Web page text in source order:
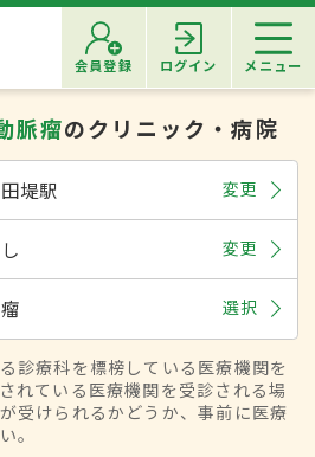
会員登録 ログイン メニュー
脈瘤のクリニック・病院
堤駅 変更
変更
選択
診療科を標榜している医療機関を
れている医療機関を受診される場
受けられるかどうか、事前に医療
。